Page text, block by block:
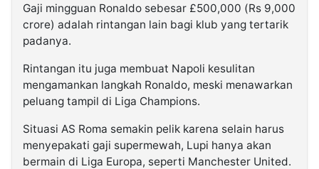
Gaji mingguan Ronaldo sebesar £500,000 (Rs 9,000
crore) adalah rintangan lain bagi klub yang tertarik
padanya.
Rintangan itu juga membuat Napoli kesulitan
mengamankan langkah Ronaldo, meski menawarkan
peluang tampil di Liga Champions.
Situasi AS Roma semakin pelik karena selain harus
menyepakati gaji supermewah, Lupi hanya akan
bermain di Liga Europa, seperti Manchester United.